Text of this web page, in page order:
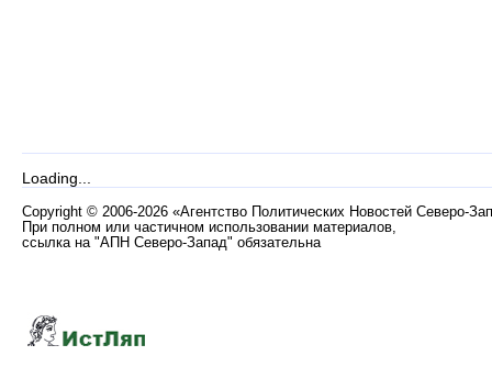
Loading...
Copyright © 2006-2026 «Агентство Политических Новостей Северо-
При полном или частичном использовании материалов,
ссылка на "АПН Северо-Запад" обязательна